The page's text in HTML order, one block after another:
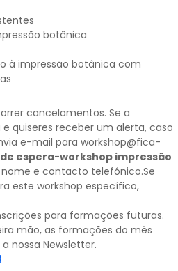
botânica
à impressão botânica com
cancelamentos. Se a
quiseres receber um alerta, caso
e-mail para workshop@fica-
espera-workshop impressão
nome e contacto telefónico.Se
este workshop específico,
para formações futuras.
mão, as formações do mês
nossa Newsletter.